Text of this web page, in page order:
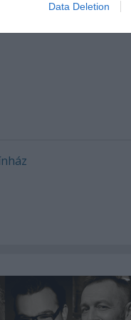
Data Deletion
Viola